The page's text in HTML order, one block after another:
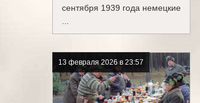
сентября 1939 года немецкие
13 февраля 2026 в 23:57